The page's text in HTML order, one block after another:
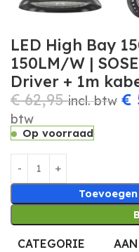
LED High Bay
150LM/W |
Driver + 1m
€62,95 incl. btw €
btw
Op voorraad
CATEGORIE